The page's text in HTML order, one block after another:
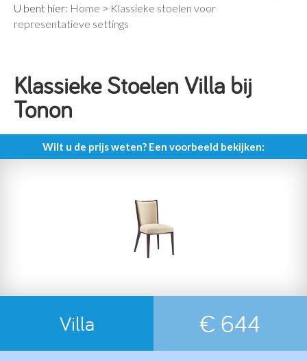
U bent hier: Home > Klassieke stoelen voor
representatieve settings
Klassieke Stoelen Villa bij
Tonon
Wilt u de prijs weten? Een voorbeeld bekijken:
Villa € 644